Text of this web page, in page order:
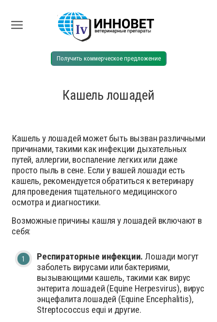
Получить коммерческое предложение
Кашель лошадей
Кашель у лошадей может быть вызван различными
причинами, такими как инфекции дыхательных
путей, аллергии, воспаление легких или даже
просто пыль в сене. Если у вашей лошади есть
кашель, рекомендуется обратиться к ветеринару
для проведения тщательного медицинского
осмотра и диагностики.
Возможные причины кашля у лошадей включают в
себя:
Респираторные инфекции. Лошади могут
заболеть вирусами или бактериями,
вызывающими кашель, такими как вирус
энтерита лошадей (Equine Herpesvirus), вирус
энцефалита лошадей (Equine Encephalitis),
Streptococcus equi и другие.